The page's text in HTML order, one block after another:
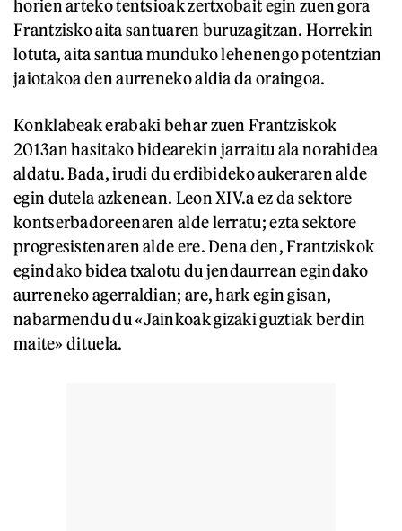
horien arteko tentsioak zertxobait egin zuen gora
Frantzisko aita santuaren buruzagitzan. Horrekin
lotuta, aita santua munduko lehenengo potentzian
jaiotakoa den aurreneko aldia da oraingoa.
Konklabeak erabaki behar zuen Frantziskok
2013an hasitako bidearekin jarraitu ala norabidea
aldatu. Bada, irudi du erdibideko aukeraren alde
egin dutela azkenean. Leon XIV.a ez da sektore
kontserbadoreenaren alde lerratu; ezta sektore
progresistenaren alde ere. Dena den, Frantziskok
egindako bidea txalotu du jendaurrean egindako
aurreneko agerraldian; are, hark egin gisan,
nabarmendu du «Jainkoak gizaki guztiak berdin
maite» dituela.